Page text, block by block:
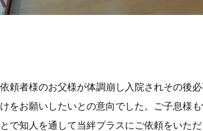
頼者様のお父様が体調崩し入院されその後
をお願いしたいとの意向でした。ご子息様
で知人を通して当絆プラスにご依頼をいた